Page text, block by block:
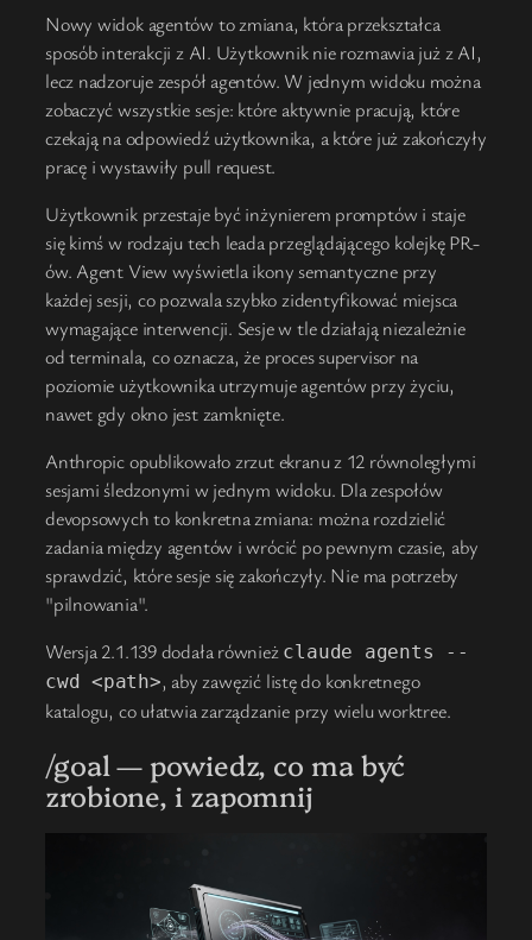
Nowy widok agentów to zmiana, która przekształca
sposób interakcji z AI. Użytkownik nie rozmawia już z AI,
lecz nadzoruje zespół agentów. W jednym widoku można
zobaczyć wszystkie sesje: które aktywnie pracują, które
czekają na odpowiedź użytkownika, a które już zakończyły
pracę i wystawiły pull request.
Użytkownik przestaje być inżynierem promptów i staje
się kimś w rodzaju tech leada przeglądającego kolejkę PR-
ów. Agent View wyświetla ikony semantyczne przy
każdej sesji, co pozwala szybko zidentyfikować miejsca
wymagające interwencji. Sesje w tle działają niezależnie
od terminala, co oznacza, że proces supervisor na
poziomie użytkownika utrzymuje agentów przy życiu,
nawet gdy okno jest zamknięte.
Anthropic opublikowało zrzut ekranu z 12 równoległymi
sesjami śledzonymi w jednym widoku. Dla zespołów
devopsowych to konkretna zmiana: można rozdzielić
zadania między agentów i wrócić po pewnym czasie, aby
sprawdzić, które sesje się zakończyły. Nie ma potrzeby
"pilnowania".
Wersja 2.1.139 dodała również claude agents --
cwd <path>, aby zawęzić listę do konkretnego
katalogu, co ułatwia zarządzanie przy wielu worktree.
/goal — powiedz, co ma być
zrobione, i zapomnij